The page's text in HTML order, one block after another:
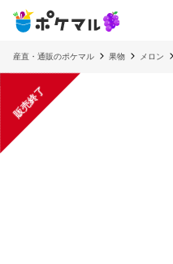
産直・通販のポケマル 果物 メロン
販売終了